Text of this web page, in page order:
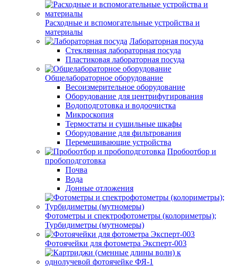
Расходные и вспомогательные устройства и
материалы
Лабораторная посуда
Стеклянная лабораторная посуда
Пластиковая лабораторная посуда
Общелабораторное оборудование
Весоизмерительное оборудование
Оборудование для центрифугирования
Водоподготовка и водоочистка
Микроскопия
Термостаты и сушильные шкафы
Оборудование для фильтрования
Перемешивающие устройства
Пробоотбор и
пробоподготовка
Почва
Вода
Донные отложения
Фотометры и спектрофотометры (колориметры);
Турбидиметры (мутномеры)
Фотоячейки для фотометра Эксперт-003